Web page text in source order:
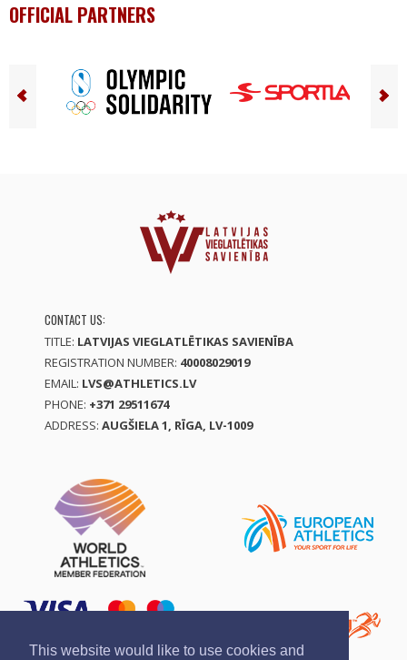
This website would like to use cookies and
OFFICIAL PARTNERS
CONTACT US:
TITLE: LATVIJAS VIEGLATLĒTIKAS SAVIENĪBA
REGISTRATION NUMBER: 40008029019
EMAIL: LVS@ATHLETICS.LV
PHONE: +371 29511674
ADDRESS: AUGŠIELA 1, RĪGA, LV-1009